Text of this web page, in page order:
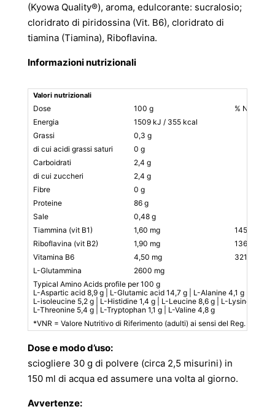
(Kyowa Quality®), aroma, edulcorante: sucralosio;
cloridrato di piridossina (Vit. B6), cloridrato di
tiamina (Tiamina), Riboflavina.
Informazioni nutrizionali
Valori nutrizionali
Dose 100 g
% NRV*
Energia
1509 kJ / 355 kcal
Grassi
0,3 g
di cui acidi grassi saturi
0 g
Carboidrati
2,4 g
di cui zuccheri
2,4 g
Fibre
0 g
Proteine
86 g
Sale
0,48 g
Tiammina (vit B1)
1,60 mg
145
Riboflavina (vit B2)
1,90 mg
136
Vitamina B6
4,50 mg
321
L-Glutammina
2600 mg
Typical Amino Acids profile per 100 g
L-Aspartic acid 8,9 g | L-Glutamic acid 14,7 g | L-Alanine 4,1 g | L-
L-isoleucine 5,2 g | L-Histidine 1,4 g | L-Leucine 8,6 g | L-Lysine 7,8 g
L-Threonine 5,4 g | L-Tryptophan 1,1 g | L-Valine 4,8 g
*VNR = Valore Nutritivo di Riferimento (adulti) ai sensi del Reg. 1169/
Dose e modo d’uso:
sciogliere 30 g di polvere (circa 2,5 misurini) in
150 ml di acqua ed assumere una volta al giorno.
Avvertenze: